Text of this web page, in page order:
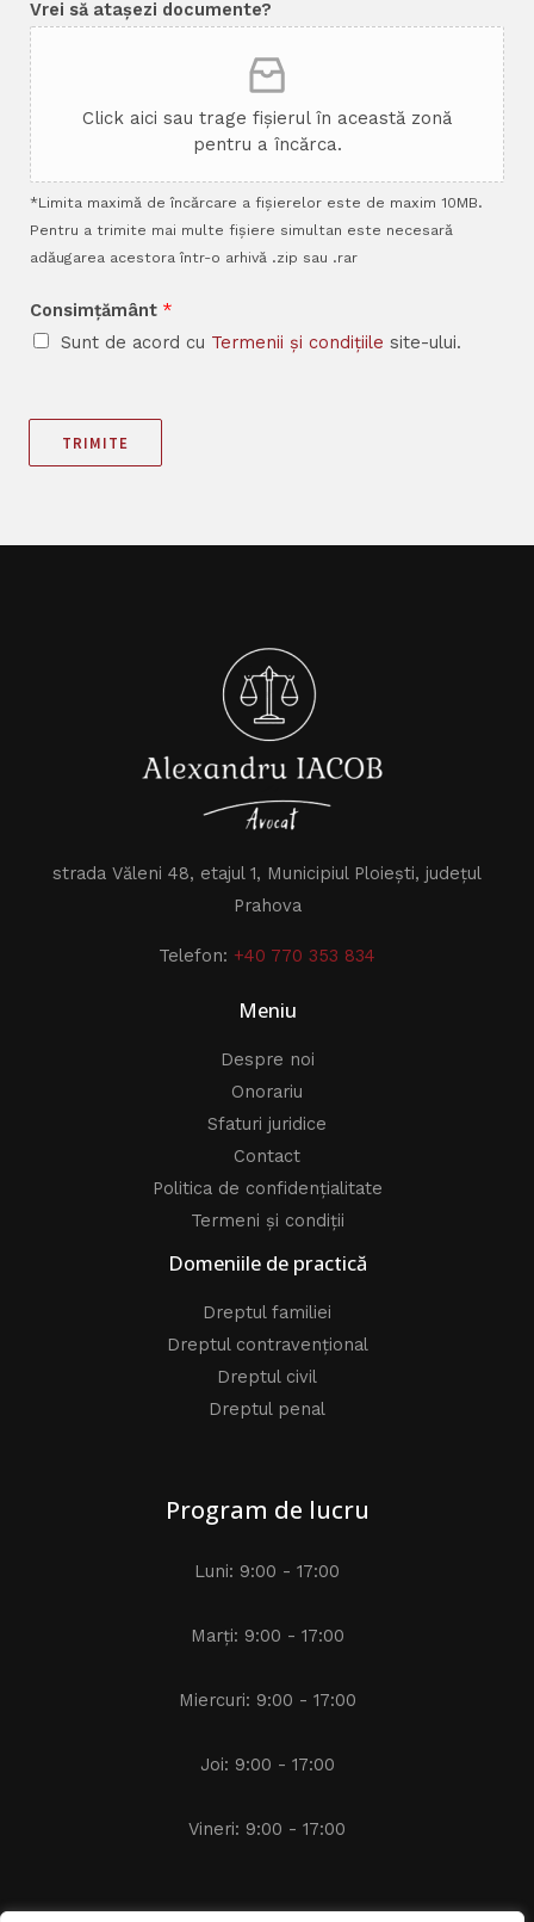
Vrei să atașezi documente?
Click aici sau trage fișierul în această zonă
pentru a încărca.
*Limita maximă de încărcare a fișierelor este de maxim 10MB.
Pentru a trimite mai multe fișiere simultan este necesară
adăugarea acestora într-o arhivă .zip sau .rar
Consimțământ *
Sunt de acord cu Termenii și condițiile site-ului.
TRIMITE
strada Văleni 48, etajul 1, Municipiul Ploiești, județul
Prahova
Telefon: +40 770 353 834
Meniu
Despre noi
Onorariu
Sfaturi juridice
Contact
Politica de confidențialitate
Termeni și condiții
Domeniile de practică
Dreptul familiei
Dreptul contravențional
Dreptul civil
Dreptul penal
Program de lucru
Luni: 9:00 - 17:00
Marți: 9:00 - 17:00
Miercuri: 9:00 - 17:00
Joi: 9:00 - 17:00
Vineri: 9:00 - 17:00